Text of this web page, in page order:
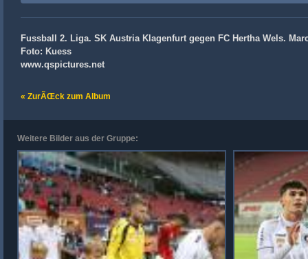
Fussball 2. Liga. SK Austria Klagenfurt gegen FC Hertha Wels.
Foto: Kuess
www.qspictures.net
« ZurÃŒck zum Album
Weitere Bilder aus der Gruppe: